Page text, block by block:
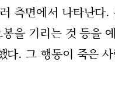
측면에서 나타난다
을 기리는 것 등을
. 그 행동이 죽은